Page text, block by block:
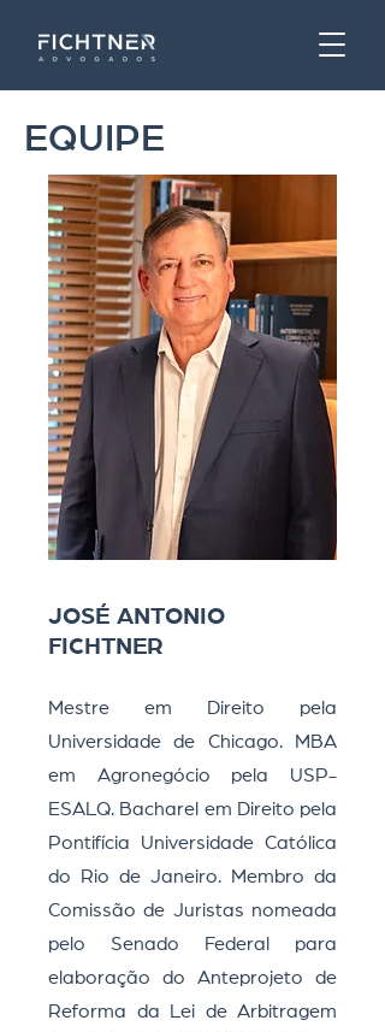
EQUIPE
JOSÉ ANTONIO
FICHTNER
Mestre em Direito pela
Universidade de Chicago. MBA
em Agronegócio pela USP-
ESALQ. Bacharel em Direito pela
Pontifícia Universidade Católica
do Rio de Janeiro. Membro da
Comissão de Juristas nomeada
pelo Senado Federal para
elaboração do Anteprojeto de
Reforma da Lei de Arbitragem